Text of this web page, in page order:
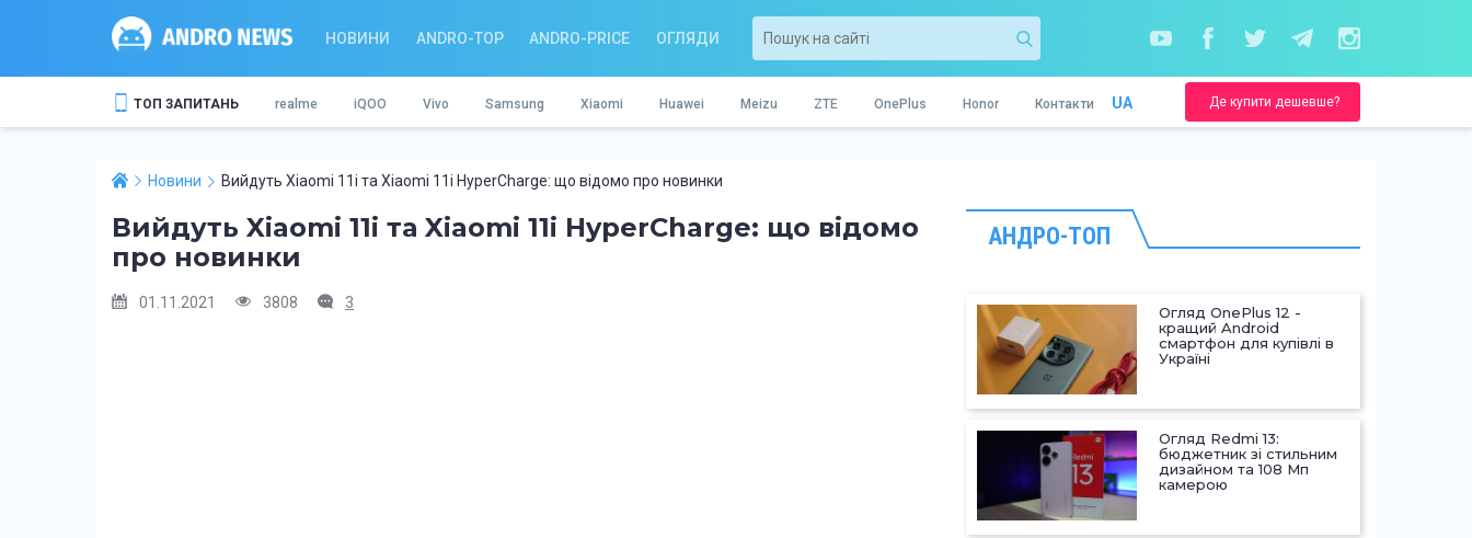
НОВИНИ ANDRO-TOP ANDRO-PRICE ОГЛЯДИ
ТОП ЗАПИТАНЬ realme iQOO Vivo Samsung Xiaomi Huawei Meizu ZTE OnePlus Honor Контакти UA Де купити дешевше?
Новини Вийдуть Xiaomi 11i та Xiaomi 11i HyperCharge: що відомо про новинки
Вийдуть Xiaomi 11i та Xiaomi 11i HyperCharge: що відомо
про новинки
01.11.2021 3808 3
АНДРО-ТОП
Огляд OnePlus 12 -
кращий Android
смартфон для купівлі в
Україні
Огляд Redmi 13:
бюджетник зі стильним
дизайном та 108 Мп
камерою